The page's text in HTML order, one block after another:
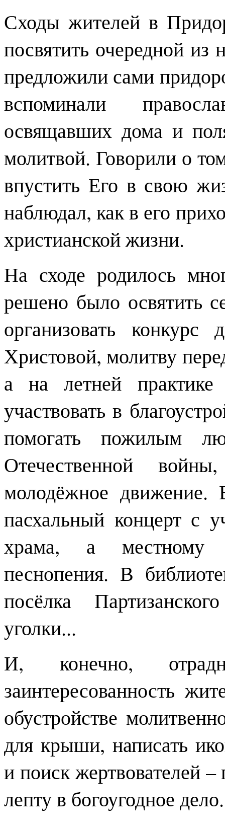
Сходы жителей в
посвятить очередной
предложили сами
вспоминали
освящавших дома и
молитвой. Говорили о
впустить Его в свою
наблюдал, как в его
христианской жизни.
На сходе родилось
решено было освятить
организовать конкурс
Христовой, молитву
а на летней практике
участвовать в
помогать пожилым
Отечественной
молодёжное
пасхальный концерт с
храма, а местному
песнопения. В
посёлка
уголки...
И, конечно,
заинтересованность
обустройстве
для крыши, написать
и поиск жертвователей
лепту в богоугодное дело.